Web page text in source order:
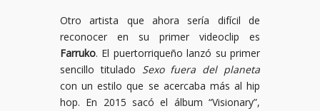
Otro artista que ahora sería difícil de
reconocer en su primer videoclip es
Farruko. El puertorriqueño lanzó su primer
sencillo titulado Sexo fuera del planeta
con un estilo que se acercaba más al hip
hop. En 2015 sacó el álbum “Visionary”,